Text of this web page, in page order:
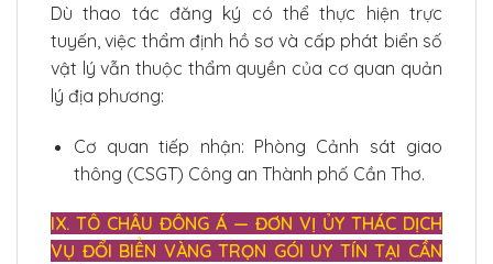
Dù thao tác đăng ký có thể thực hiện trực
tuyến, việc thẩm định hồ sơ và cấp phát biển số
vật lý vẫn thuộc thẩm quyền của cơ quan quản
lý địa phương:
Cơ quan tiếp nhận: Phòng Cảnh sát giao
thông (CSGT) Công an Thành phố Cần Thơ.
IX. TÔ CHÂU ĐÔNG Á — ĐƠN VỊ ỦY THÁC DỊCH
VỤ ĐỔI BIỂN VÀNG TRỌN GÓI UY TÍN TẠI CẦN